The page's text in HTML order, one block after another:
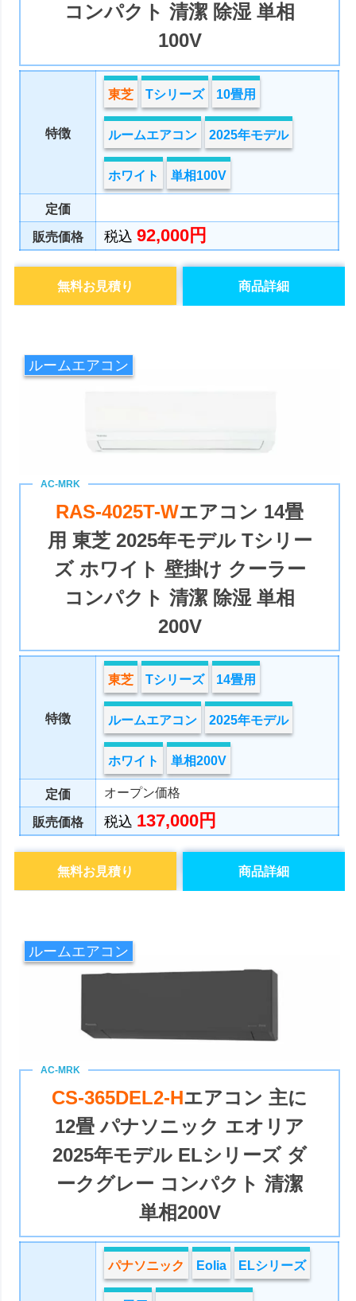
コンパクト 清潔 除湿 単相
100V
特徴
東芝 Tシリーズ 10畳用
ルームエアコン 2025年モデル
ホワイト 単相100V
定価
販売価格 税込92,000円
商品詳細
無料お見積り
ルームエアコン
RAS-4025T-Wエアコン 14畳
用 東芝 2025年モデル Tシリー
ズ ホワイト 壁掛け クーラー
コンパクト 清潔 除湿 単相
200V
特徴
東芝 Tシリーズ 14畳用
ルームエアコン 2025年モデル
ホワイト 単相200V
定価 オープン価格
販売価格 税込 137,000円
商品詳細
無料お見積り
ルームエアコン
CS-365DEL2-Hエアコン 主に
12畳 パナソニック エオリア
2025年モデル ELシリーズ ダ
ークグレー コンパクト 清潔
単相200V
パナソニック Eolia ELシリーズ